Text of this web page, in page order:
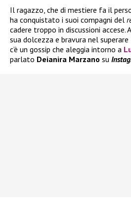
Il ragazzo, che di mestiere fa il
ha conquistato i suoi compagni del
cadere troppo in discussioni
sua dolcezza e bravura nel
c’è un gossip che aleggia intorno a
parlato Deianira Marzano su